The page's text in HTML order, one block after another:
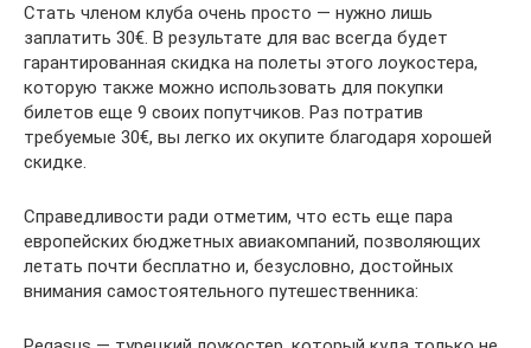
Стать членом клуба очень просто — нужно лишь
заплатить 30€. В результате для вас всегда будет
гарантированная скидка на полеты этого лоукостера,
которую также можно использовать для покупки
билетов еще 9 своих попутчиков. Раз потратив
требуемые 30€, вы легко их окупите благодаря хорошей
скидке.
Справедливости ради отметим, что есть еще пара
европейских бюджетных авиакомпаний, позволяющих
летать почти бесплатно и, безусловно, достойных
внимания самостоятельного путешественника: